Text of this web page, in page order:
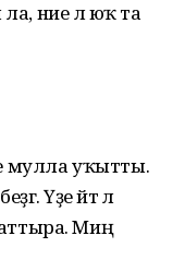
ние лә юҡ та
мулла уҡытты.
Үҙе әйтә лә
Миңә